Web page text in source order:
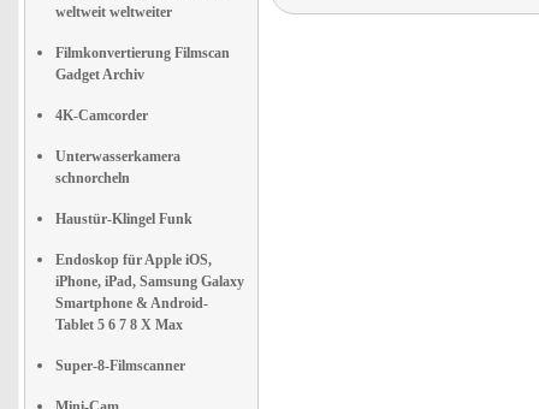
weltweit weltweiter
Filmkonvertierung Filmscan
Gadget Archiv
4K-Camcorder
Unterwasserkamera
schnorcheln
Haustür-Klingel Funk
Endoskop für Apple iOS,
iPhone, iPad, Samsung Galaxy
Smartphone & Android-
Tablet 5 6 7 8 X Max
Super-8-Filmscanner